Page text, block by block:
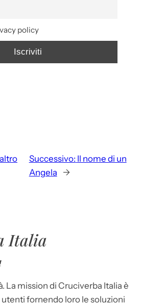
policy
Successivo: Il nome di un
Angela
→
Italia
La mission di Cruciverba Italia è
fornendo loro le soluzioni